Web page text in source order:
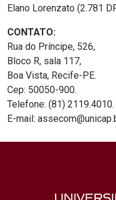
Elano Lorenzato (2.781
CONTATO:
Rua do Príncipe, 526,
Bloco R, sala 117,
Boa Vista, Recife-PE.
Cep: 50050-900.
Telefone: (81) 2119.4010.
E-mail: